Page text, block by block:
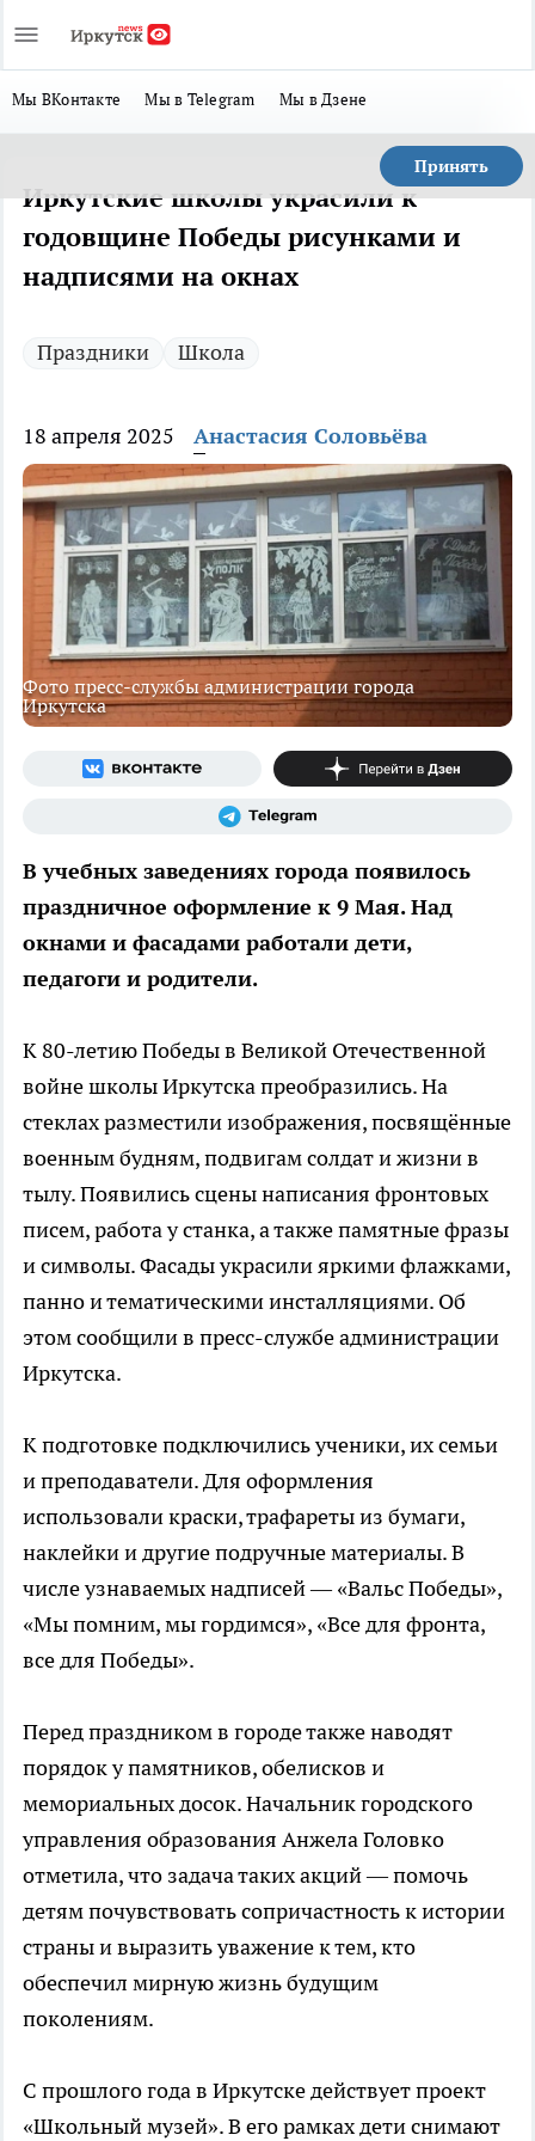
Мы ВКонтакте Мы в Telegram Мы в Дзене
Принять
Иркутские школы украсили к
годовщине Победы рисунками и
надписями на окнах
Праздники Школа
18 апреля 2025 Анастасия Соловьёва
Фото пресс-службы администрации города
Иркутска
В учебных заведениях города появилось
праздничное оформление к 9 Мая. Над
окнами и фасадами работали дети,
педагоги и родители.
К 80-летию Победы в Великой Отечественной
войне школы Иркутска преобразились. На
стеклах разместили изображения, посвящённые
военным будням, подвигам солдат и жизни в
тылу. Появились сцены написания фронтовых
писем, работа у станка, а также памятные фразы
и символы. Фасады украсили яркими флажками,
панно и тематическими инсталляциями. Об
этом сообщили в пресс-службе администрации
Иркутска.
К подготовке подключились ученики, их семьи
и преподаватели. Для оформления
использовали краски, трафареты из бумаги,
наклейки и другие подручные материалы. В
числе узнаваемых надписей — «Вальс Победы»,
«Мы помним, мы гордимся», «Все для фронта,
все для Победы».
Перед праздником в городе также наводят
порядок у памятников, обелисков и
мемориальных досок. Начальник городского
управления образования Анжела Головко
отметила, что задача таких акций — помочь
детям почувствовать сопричастность к истории
страны и выразить уважение к тем, кто
обеспечил мирную жизнь будущим
поколениям.
С прошлого года в Иркутске действует проект
«Школьный музей». В его рамках дети снимают